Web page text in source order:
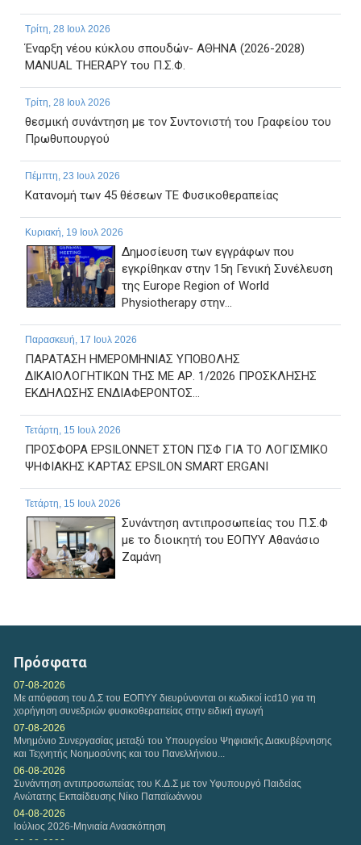
Τρίτη, 28 Ιουλ 2026
Έναρξη νέου κύκλου σπουδών- ΑΘΗΝΑ (2026-2028)
MANUAL THERAPY του Π.Σ.Φ.
Τρίτη, 28 Ιουλ 2026
θεσμική συνάντηση με τον Συντονιστή του Γραφείου του
Πρωθυπουργού
Πέμπτη, 23 Ιουλ 2026
Κατανομή των 45 θέσεων ΤΕ Φυσικοθεραπείας
Κυριακή, 19 Ιουλ 2026
Δημοσίευση των εγγράφων που
εγκρίθηκαν στην 15η Γενική Συνέλευση
της Europe Region of World
Physiotherapy στην...
Παρασκευή, 17 Ιουλ 2026
ΠΑΡΑΤΑΣΗ ΗΜΕΡΟΜΗΝΙΑΣ ΥΠΟΒΟΛΗΣ
ΔΙΚΑΙΟΛΟΓΗΤΙΚΩΝ ΤΗΣ ΜΕ ΑΡ. 1/2026 ΠΡΟΣΚΛΗΣΗΣ
ΕΚΔΗΛΩΣΗΣ ΕΝΔΙΑΦΕΡΟΝΤΟΣ...
Τετάρτη, 15 Ιουλ 2026
ΠΡΟΣΦΟΡΑ EPSILONNET ΣΤΟΝ ΠΣΦ ΓΙΑ ΤΟ ΛΟΓΙΣΜΙΚΟ
ΨΗΦΙΑΚΗΣ ΚΑΡΤΑΣ EPSILON SMART ERGANI
Τετάρτη, 15 Ιουλ 2026
Συνάντηση αντιπροσωπείας του Π.Σ.Φ
με το διοικητή του ΕΟΠΥΥ Αθανάσιο
Ζαμάνη
Πρόσφατα
07-08-2026
Με απόφαση του Δ.Σ του ΕΟΠΥΥ διευρύνονται οι κωδικοί icd10 για τη
χορήγηση συνεδριών φυσικοθεραπείας στην ειδική αγωγή
07-08-2026
Μνημόνιο Συνεργασίας μεταξύ του Υπουργείου Ψηφιακής Διακυβέρνησης
και Τεχνητής Νοημοσύνης και του Πανελλήνιου...
06-08-2026
Συνάντηση αντιπροσωπείας του Κ.Δ.Σ με τον Υφυπουργό Παιδείας
Ανώτατης Εκπαίδευσης Νίκο Παπαϊωάννου
04-08-2026
Ιούλιος 2026-Μηνιαία Ανασκόπηση